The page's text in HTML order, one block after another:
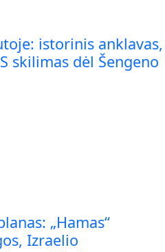
istorinis anklavas,
skilimas dėl Šengeno
„Hamas“
Izraelio